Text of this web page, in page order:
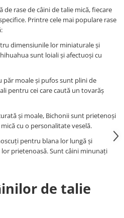
rase de câini de talie mică, fiecare
Printre cele mai populare rase
dimensiunile lor miniaturale și
sunt loiali și afectuoși cu
păr moale și pufos sunt plini de
pentru cei care caută un tovarăș
și moale, Bichonii sunt prietenoși
cu o personalitate veselă.
pentru blana lor lungă și
prietenoasă. Sunt câini minunați
de talie